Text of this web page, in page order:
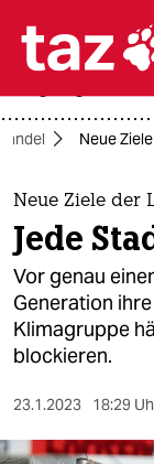
themen
politik
öko
gesellschaft
kultur
sport
Neue
Neue Ziele der
Jede
Vor genau
Generation
Klimagruppe
blockieren.
23.1.2023 18:29